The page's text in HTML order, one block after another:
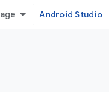
Android Studio